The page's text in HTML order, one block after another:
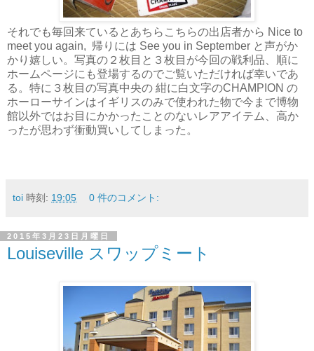
それでも毎回来ているとあちらこちらの出店者から Nice to
meet you again, 帰りには See you in September と声がか
かり嬉しい。写真の２枚目と３枚目が今回の戦利品、順に
ホームページにも登場するのでご覧いただければ幸いであ
る。特に３枚目の写真中央の 紺に白文字のCHAMPION の
ホーローサインはイギリスのみで使われた物で今まで博物
館以外ではお目にかかったことのないレアアイテム、高か
ったが思わず衝動買いしてしまった。
toi 時刻: 19:05 0 件のコメント:
2015年3月23日月曜日
Louiseville スワップミート